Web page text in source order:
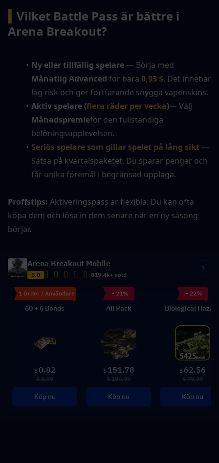
Vilket Battle Pass är bättre i
Arena Breakout?
Ny eller tillfällig spelare
Månatlig Advanced för bara 0,93 $. Det innebär
låg risk och ger fortfarande snygga vapenskins.
Aktiv spelare (flera räder per vecka)
Månadspremieför den fullständiga
belöningsupplevelsen.
Seriös spelare som gillar spelet på lång sikt —
Satsa på kvartalspaketet. Du sparar pengar och
får unika föremål i begränsad upplaga.
Proffstips: Aktiveringspass är flexibla. Du kan ofta
köpa dem och lösa in dem senare när en ny säsong
börjar.
Arena Breakout Mobile
5.0 819.4k+ sold
1 Order / Användare
60 + 6 Bonds
$ 0.82
$ 0.99
Köp nu
- 21%
All Pack
$ 151.78
$ 190.99
Köp nu
- 22%
Biological
$ 62.56
$ 79.99
Köp nu